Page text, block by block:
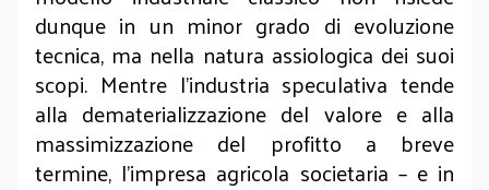
dunque in un minor grado di evoluzione
tecnica, ma nella natura assiologica dei suoi
scopi. Mentre l'industria speculativa tende
alla dematerializzazione del valore e alla
massimizzazione del profitto a breve
termine, l'impresa agricola societaria – e in